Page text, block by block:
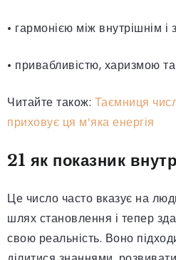
• гармонією між внутрішнім і
• привабливістю, харизмою
Читайте також: Таємниця
приховує ця м’яка енергія
21 як показник
Це число часто вказує на
шлях становлення і тепер
свою реальність. Воно